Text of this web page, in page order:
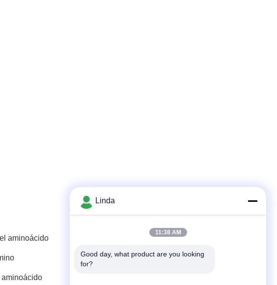
aminoácido
86-136-99415698
Linda
11:38 AM
Good day, what product are you looking
for?